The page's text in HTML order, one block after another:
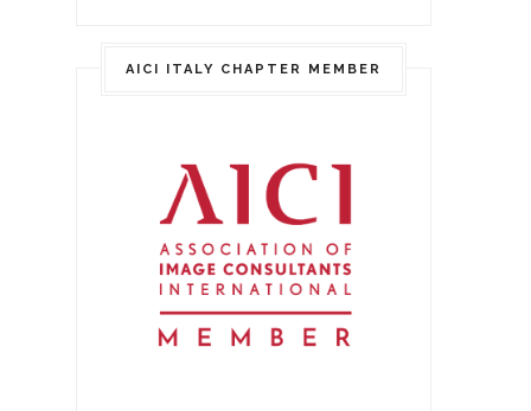
AICI ITALY CHAPTER MEMBER